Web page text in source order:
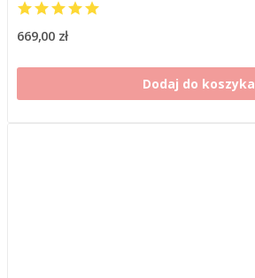
669,00 zł
Dodaj do koszyka